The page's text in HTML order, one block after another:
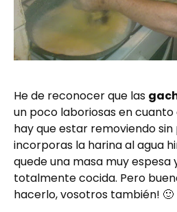
He de reconocer que las
un poco laboriosas en cuanto
hay que estar removiendo sin
incorporas la harina al agua
quede una masa muy espesa
totalmente cocida. Pero
hacerlo, vosotros también! 🙂